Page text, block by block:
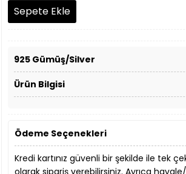
925 Gümüş/Silver
Ürün Bilgisi
Ödeme Seçenekleri
Kredi kartınız güvenli bir şekilde ile tek